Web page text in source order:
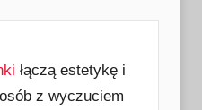
łączą estetykę i
z wyczuciem